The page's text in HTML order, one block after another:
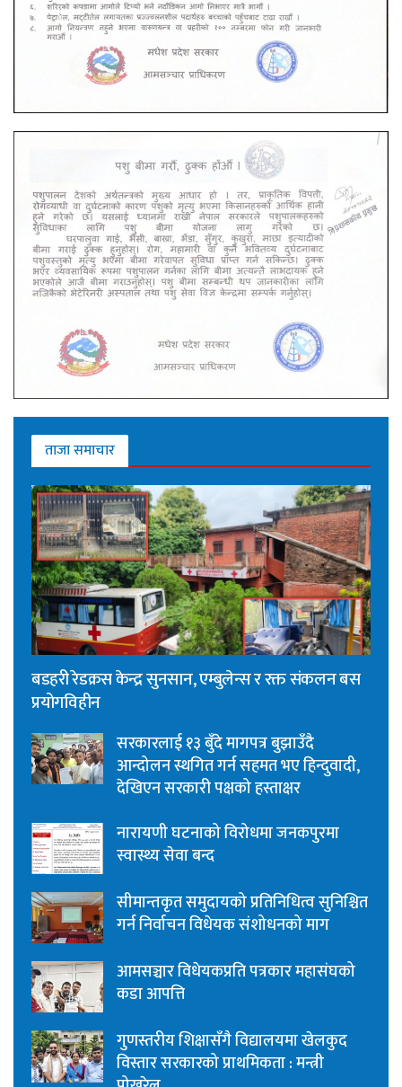
ताजा समाचार
बडहरी रेडक्रस केन्द्र सुनसान, एम्बुलेन्स र रक्त संकलन बस
प्रयोगविहीन
सरकारलाई १३ बुँदे मागपत्र बुझाउँदै
आन्दोलन स्थगित गर्न सहमत भए हिन्दुवादी,
देखिएन सरकारी पक्षको हस्ताक्षर
नारायणी घटनाको विरोधमा जनकपुरमा
स्वास्थ्य सेवा बन्द
सीमान्तकृत समुदायको प्रतिनिधित्व सुनिश्चित
गर्न निर्वाचन विधेयक संशोधनको माग
आमसञ्चार विधेयकप्रति पत्रकार महासंघको
कडा आपत्ति
गुणस्तरीय शिक्षासँगै विद्यालयमा खेलकुद
विस्तार सरकारको प्राथमिकता : मन्त्री